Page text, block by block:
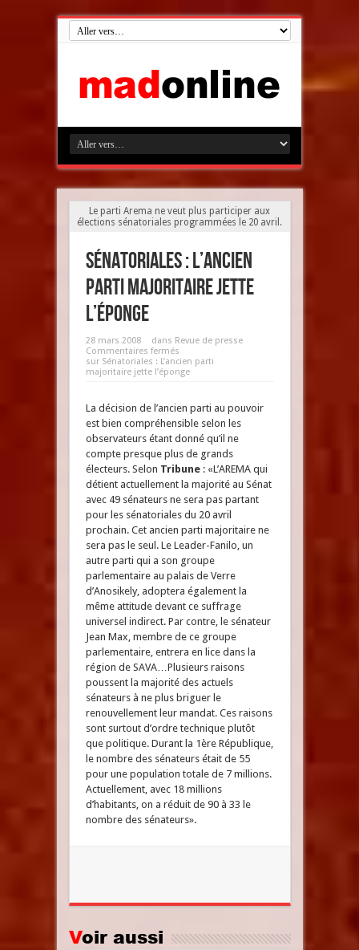
Le parti Arema ne veut plus participer aux
élections sénatoriales programmées le 20 avril.
Sénatoriales : L’ancien
parti majoritaire jette
l’éponge
28 mars 2008 dans Revue de presse
Commentaires fermés
sur Sénatoriales : L’ancien parti
majoritaire jette l’éponge
La décision de l’ancien parti au pouvoir
est bien compréhensible selon les
observateurs étant donné qu’il ne
compte presque plus de grands
électeurs. Selon Tribune: «L’AREMA qui
détient actuellement la majorité au Sénat
avec 49 sénateurs ne sera pas partant
pour les sénatoriales du 20 avril
prochain. Cet ancien parti majoritaire ne
sera pas le seul. Le Leader-Fanilo, un
autre parti qui a son groupe
parlementaire au palais de Verre
d’Anosikely, adoptera également la
même attitude devant ce suffrage
universel indirect. Par contre, le sénateur
Jean Max, membre de ce groupe
parlementaire, entrera en lice dans la
région de SAVA…Plusieurs raisons
poussent la majorité des actuels
sénateurs à ne plus briguer le
renouvellement leur mandat. Ces raisons
sont surtout d’ordre technique plutôt
que politique. Durant la 1ère République,
le nombre des sénateurs était de 55
pour une population totale de 7 millions.
Actuellement, avec 18 millions
d’habitants, on a réduit de 90 à 33 le
nombre des sénateurs».
Voir aussi